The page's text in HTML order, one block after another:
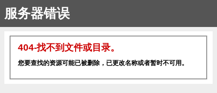
服务器错误
404-找不到文件或目录。
您要查找的资源可能已被删除，已更改名称或者暂时不可用。